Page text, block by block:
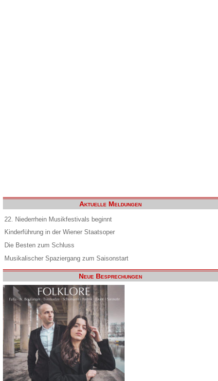
Aktuelle Meldungen
22. Niederrhein Musikfestivals beginnt
Kinderführung in der Wiener Staatsoper
Die Besten zum Schluss
Musikalischer Spaziergang zum Saisonstart
Neue Besprechungen